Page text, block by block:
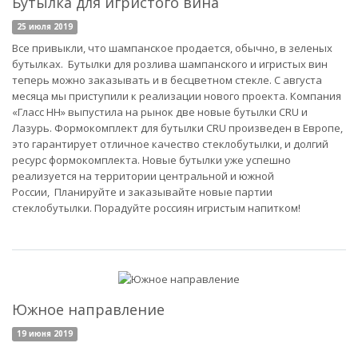
25 июля 2019
Все привыкли, что шампанское продается, обычно, в зеленых
бутылках. Бутылки для розлива шампанского и игристых вин
теперь можно заказывать и в бесцветном стекле. С августа
месяца мы приступили к реализации нового проекта. Компания
«Гласс НН» выпустила на рынок две новые бутылки CRU и
Лазурь. Формокомплект для бутылки CRU произведен в Европе,
это гарантирует отличное качество стеклобутылки, и долгий
ресурс формокомплекта. Новые бутылки уже успешно
реализуется на территории центральной и южной
России, Планируйте и заказывайте новые партии
стеклобутылки. Порадуйте россиян игристым напитком!
Южное направление
19 июня 2019